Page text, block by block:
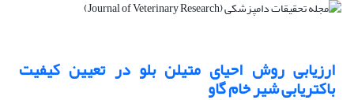
ارزیابی روش احیای متیلن بلو در تعیین کیفیت
باکتریابی شیر خام گاو